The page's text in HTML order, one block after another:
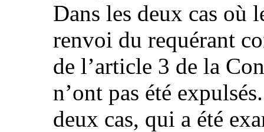
Dans les deux cas où
renvoi du requérant
de l’article 3 de la
n’ont pas été
deux cas, qui a été